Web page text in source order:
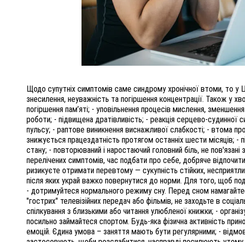
Щодо супутніх симптомів саме синдрому хронічної втоми, то
знесилення, неуважність та погіршення концентрації. Також у
погіршення пам’яті; - уповільнення процесів мислення,
роботи; - підвищена дратівливість; - реакція серцево-судинної
пульсу; - раптове виникнення виснажливої слабкості; - втома
знижується працездатність протягом останніх шести місяців; -
стану; - повторюваний і наростаючий головний біль, не
перелічених симптомів, час подбати про себе, добряче
ризикуєте отримати перевтому — сукупність стійких,
після яких украй важко повернутися до норми. Для того, щоб
- дотримуйтеся нормального режиму сну. Перед сном
"гострих" телевізійних передач або фільмів, не заходьте в
спілкування з близькими або читання улюбленої книжки; -
посильно займайтеся спортом. Будь-яка фізична активність
емоцій. Єдина умова – заняття мають бути регулярними; -